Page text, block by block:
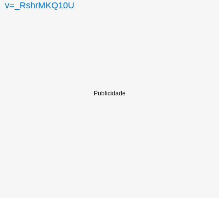
v=_RshrMKQ10U